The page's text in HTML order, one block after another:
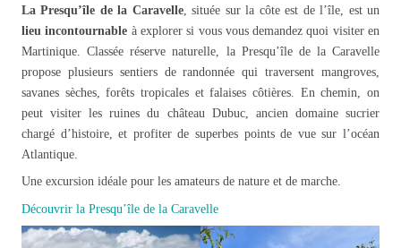
La Presqu’île de la Caravelle, située sur la côte est de l’île, est un
lieu incontournable à explorer si vous vous demandez quoi visiter en
Martinique. Classée réserve naturelle, la Presqu’île de la Caravelle
propose plusieurs sentiers de randonnée qui traversent mangroves,
savanes sèches, forêts tropicales et falaises côtières. En chemin, on
peut visiter les ruines du château Dubuc, ancien domaine sucrier
chargé d’histoire, et profiter de superbes points de vue sur l’océan
Atlantique.
Une excursion idéale pour les amateurs de nature et de marche.
Découvrir la Presqu’île de la Caravelle